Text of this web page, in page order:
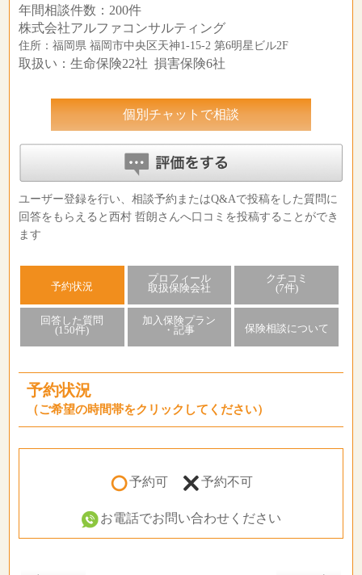
年間相談件数：200件
株式会社アルファコンサルティング
住所：福岡県 福岡市中央区天神1-15-2 第6明星ビル2F
取扱い：生命保険22社 損害保険6社
個別チャットで相談
ユーザー登録を行い、相談予約またはQ&Aで投稿をした質問に
回答をもらえると西村 哲朗さんへ口コミを投稿することができ
ます
予約状況
プロフィール
取扱保険会社
クチコミ
(7件)
回答した質問
(150件)
加入保険プラン
・記事
保険相談について
予約状況
（ご希望の時間帯をクリックしてください）
予約可 予約不可
お電話でお問い合わせください